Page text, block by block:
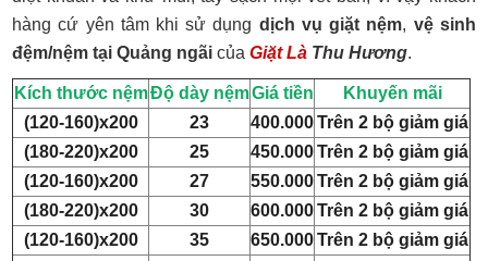
hàng cứ yên tâm khi sử dụng dịch vụ giặt nệm, vệ sinh
đệm/nệm tại Quảng ngãi củaGiặt Là Thu Hương.
Kích thước nệmĐộ dày nệmGiá tiền
Khuyến mãi
(120-160)x200
23 400.000Trên 2 bộ giảm giá
(180-220)x200
25 450.000Trên 2 bộ giảm giá
(120-160)x200
27 550.000Trên 2 bộ giảm giá
(180-220)x200
30 600.000Trên 2 bộ giảm giá
(120-160)x200
35 650.000Trên 2 bộ giảm giá